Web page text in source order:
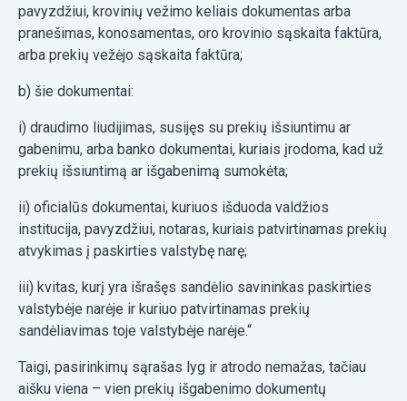
pavyzdžiui, krovinių vežimo keliais dokumentas arba
pranešimas, konosamentas, oro krovinio sąskaita faktūra,
arba prekių vežėjo sąskaita faktūra;
b) šie dokumentai:
i) draudimo liudijimas, susijęs su prekių išsiuntimu ar
gabenimu, arba banko dokumentai, kuriais įrodoma, kad už
prekių išsiuntimą ar išgabenimą sumokėta;
ii) oficialūs dokumentai, kuriuos išduoda valdžios
institucija, pavyzdžiui, notaras, kuriais patvirtinamas prekių
atvykimas į paskirties valstybę narę;
iii) kvitas, kurį yra išrašęs sandėlio savininkas paskirties
valstybėje narėje ir kuriuo patvirtinamas prekių
sandėliavimas toje valstybėje narėje.“
Taigi, pasirinkimų sąrašas lyg ir atrodo nemažas, tačiau
aišku viena – vien prekių išgabenimo dokumentų